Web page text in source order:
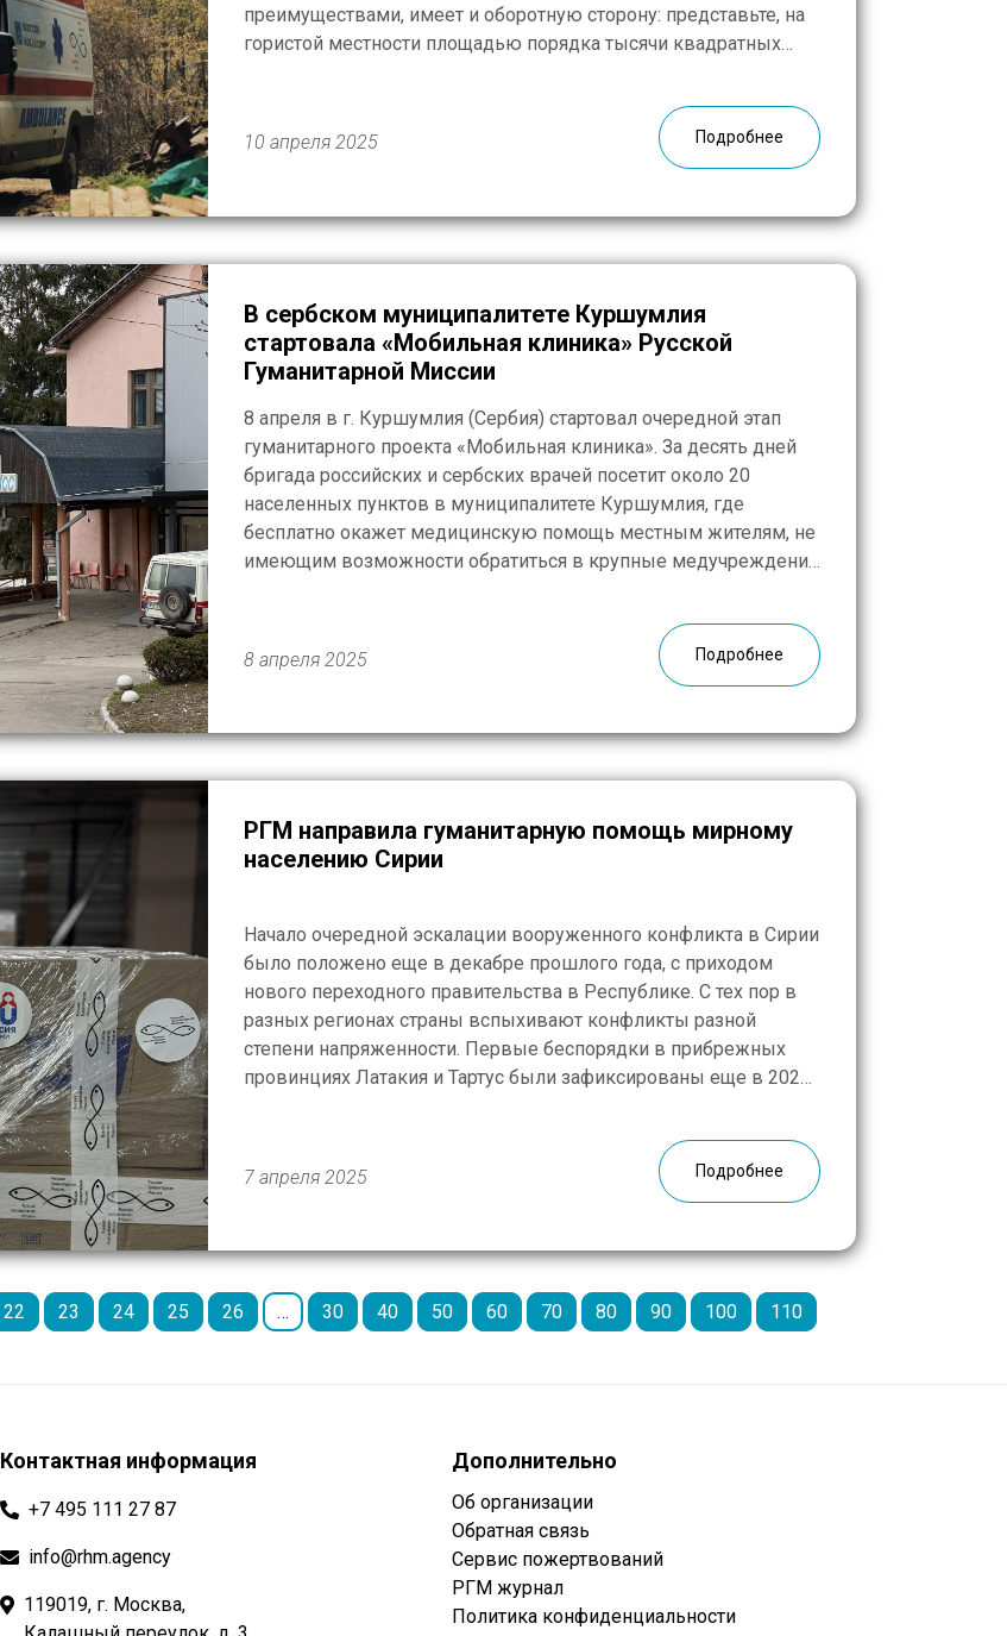
преимуществами, имеет и оборотную сторону: представьте, на
гористой местности площадью порядка тысячи квадратных
семей. Из-за бездорожья добраться сюда непросто, […]
10 апреля 2025
Подробнее
В сербском муниципалитете Куршумлия
стартовала «Мобильная клиника» Русской
Гуманитарной Миссии
8 апреля в г. Куршумлия (Сербия) стартовал очередной этап
гуманитарного проекта «Мобильная клиника». За десять дней
бригада российских и сербских врачей посетит около 20
населенных пунктов в муниципалитете Куршумлия, где
бесплатно окажет медицинскую помощь местным жителям, не
имеющим возможности обратиться в крупные медучреждения
8 апреля 2025
Подробнее
РГМ направила гуманитарную помощь мирному
населению Сирии
Начало очередной эскалации вооруженного конфликта в Сирии
было положено еще в декабре прошлого года, с приходом
нового переходного правительства в Республике. С тех пор в
разных регионах страны вспыхивают конфликты разной
степени напряженности. Первые беспорядки в прибрежных
провинциях Латакия и Тартус были зафиксированы еще в 2024-
7 апреля 2025
Подробнее
22 23 24 25 26 … 30 40 50 60 70 80 90 100
110
Контактная информация
+7 495 111 27 87
info@rhm.agency
119019, г. Москва,
Дополнительно
Об организации
Обратная связь
Сервис пожертвований
РГМ журнал
Политика конфиденциальности